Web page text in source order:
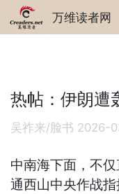
万维读者网
热帖：伊朗遭
吴祚来/脸书 2026-
中南海下面，不
通西山中央作战指